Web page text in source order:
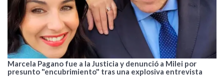
Marcela Pagano fue a la Justicia y denunció a Milei por
presunto "encubrimiento" tras una explosiva entrevista